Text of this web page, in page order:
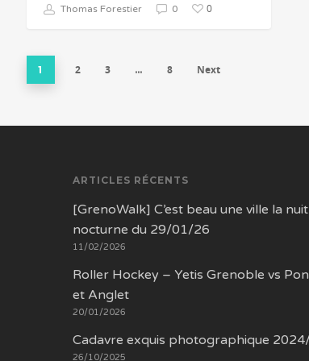
Thomas Forestier 0 0
1 2 3 … 8 Next
ARTICLES RÉCENTS
[GrenoWalk] C’est beau une ville la
nocturne du 29/01/26
11/02/2026
Roller Hockey – Yetis Grenoble vs
et Anglet
20/01/2026
Cadavre exquis photographique
26/10/2025